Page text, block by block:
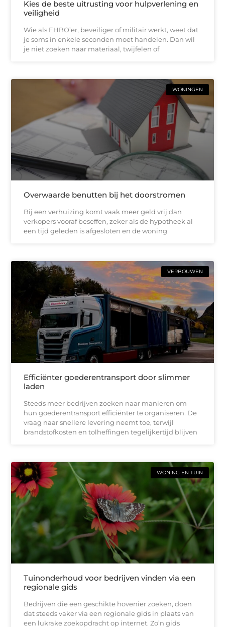
Kies de beste uitrusting voor hulpverlening en
veiligheid
Wie als EHBO’er, beveiliger of militair werkt, weet dat
je soms in enkele seconden moet handelen. Dan wil
je niet zoeken naar materiaal, twijfelen of
WONINGEN
Overwaarde benutten bij het doorstromen
Bij een verhuizing komt vaak meer geld vrij dan
verkopers vooraf beseffen, zeker als de hypotheek al
een tijd geleden is afgesloten en de woning
VERBOUWEN
Efficiënter goederentransport door slimmer
laden
Steeds meer bedrijven zoeken naar manieren om
hun goederentransport efficiënter te organiseren. De
vraag naar snellere levering neemt toe, terwijl
brandstofkosten en tolheffingen tegelijkertijd blijven
WONING EN TUIN
Tuinonderhoud voor bedrijven vinden via een
regionale gids
Bedrijven die een geschikte hovenier zoeken, doen
dat steeds vaker via een regionale gids in plaats van
een lukrake zoekopdracht op internet. Zo’n gids